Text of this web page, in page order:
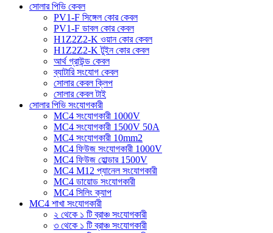
সোলার পিভি কেবল
PV1-F সিঙ্গেল কোর কেবল
PV1-F ডাবল কোর কেবল
H1Z2Z2-K ওয়ান কোর কেবল
H1Z2Z2-K টুইন কোর কেবল
আর্থ গ্রাউন্ড কেবল
ব্যাটারি সংযোগ কেবল
সোলার কেবল ক্লিপ
সোলার কেবল টাই
সোলার পিভি সংযোগকারী
MC4 সংযোগকারী 1000V
MC4 সংযোগকারী 1500V 50A
MC4 সংযোগকারী 10mm2
MC4 ফিউজ সংযোগকারী 1000V
MC4 ফিউজ হোল্ডার 1500V
MC4 M12 প্যানেল সংযোগকারী
MC4 ডায়োড সংযোগকারী
MC4 সিলিং ক্যাপ
MC4 শাখা সংযোগকারী
২ থেকে ১ টি ব্রাঞ্চ সংযোগকারী
৩ থেকে ১ টি ব্রাঞ্চ সংযোগকারী